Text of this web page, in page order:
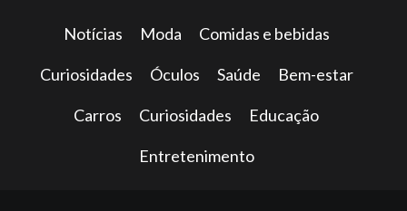
Notícias Moda Comidas e bebidas
Curiosidades Óculos Saúde Bem-estar
Carros Curiosidades Educação
Entretenimento